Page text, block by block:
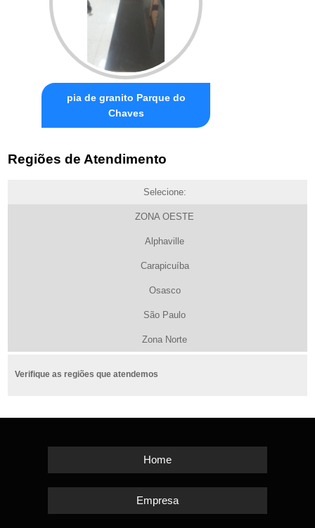
pia de granito Parque do
Chaves
Regiões de Atendimento
Selecione:
ZONA OESTE
Alphaville
Carapicuíba
Osasco
São Paulo
Zona Norte
Verifique as regiões que atendemos
Home
Empresa